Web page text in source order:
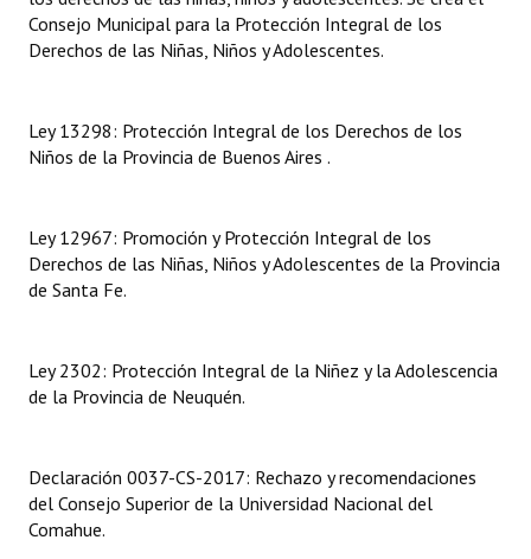
Noticias Destacadas
Datos Históricos
Mujeres que Dejaron Huellas - Registro
Ciudadano Ilustre - Registro
Huéspedes de Honor - Registro
Antiguos Pobladores - Registro
Consejo Municipal para la Protección Integral de los
Derechos de las Niñas, Niños y Adolescentes.
Ley 13298: Protección Integral de los Derechos de los
Niños de la Provincia de Buenos Aires .
Ley 12967: Promoción y Protección Integral de los
Derechos de las Niñas, Niños y Adolescentes de la Provincia
de Santa Fe.
Ley 2302: Protección Integral de la Niñez y la Adolescencia
de la Provincia de Neuquén.
Declaración 0037-CS-2017: Rechazo y recomendaciones
del Consejo Superior de la Universidad Nacional del
Comahue.